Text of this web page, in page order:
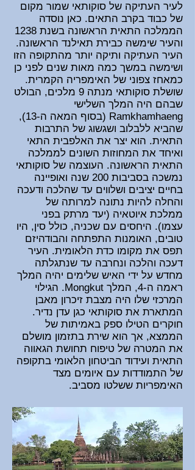
לעיר העתיקה של סוקותאי שמור מקום
של כבוד בקרב התאים. כאן נוסדה
הממלכה התאית הראשונה בשנת 1238
והעיר שימשה כבירת תאילנד הראשונה.
העיר העתיקה ותיקה יותר מהתקופה הזו
ושימשה במשך כמה מאות שנים לפני כן
כמאחז צפוני של האימפריה הקמרית.
שושלת סוקותאי מנתה 9 מלכים, הבולט
שבהם היה המלך השלישי
Ramkhamhaeng (בסוף המאה ה-13),
שהביא ללבלוב ושגשוג של התרבות
התאית. הוא יצר את האלפבית התאי
ואיחד את המחוזות השונים לממלכה
התאית הראשונה. העוצמה של סוקותאי
נמשכה בסביבות 200 שנה ואופיינה
בחיים יציבים ושלווים עד שהלכה ודעכה
והחלה להיות נתונה למרותה של
ממלכת איוטאיה (יעד מרתק בפני
עצמו). היחסים עם שכניה, כולל סין, היו
טובים, האומנות התפתחה והבודהיזם
תפס את מקומו כדת הלאומית. העיר
דעכה והלכה ונחרבה עד שנתגלתה
מחדש על ידי האיש שלימים יהיה המלך
ראמה ה-4, המלך Mongkut. הגילוי
המרכזי שלו היה מצבת זיכרון מאבן
המתארת את סוקותאי כגן עדן נדיר.
חוקרים הטילו ספק באמיתות של
הממצא, אך הוא שירת בתזמון מושלם
את המטרה של טיפוח תחושת הגאווה
התאית ועידוד הביטחון הלאומי בתקופה
של התמודדות עם איומים מצד
האימפריות ששלטו מסביב.